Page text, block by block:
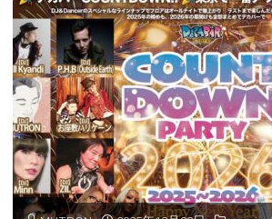
新
春
ACID
大
会